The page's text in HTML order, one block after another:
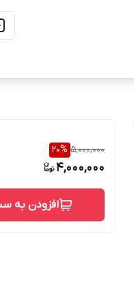
5,000,000
20%
4,000,000
افزودن به